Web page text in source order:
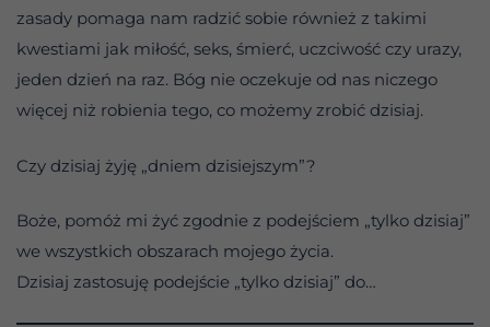
zasady pomaga nam radzić sobie również z takimi
kwestiami jak miłość, seks, śmierć, uczciwość czy urazy,
jeden dzień na raz. Bóg nie oczekuje od nas niczego
więcej niż robienia tego, co możemy zrobić dzisiaj.
Czy dzisiaj żyję „dniem dzisiejszym”?
Boże, pomóż mi żyć zgodnie z podejściem „tylko dzisiaj”
we wszystkich obszarach mojego życia.
Dzisiaj zastosuję podejście „tylko dzisiaj” do…